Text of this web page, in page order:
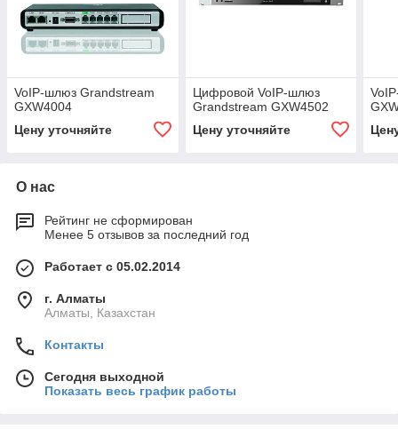
VoIP-шлюз Grandstream
GXW4004
Цену уточняйте
Цифровой VoIP-шлюз
Grandstream GXW4502
Цену уточняйте
О нас
Рейтинг не сформирован
Менее 5 отзывов за последний год
Работает с 05.02.2014
г. Алматы
Алматы, Казахстан
Контакты
Сегодня выходной
Показать весь график работы